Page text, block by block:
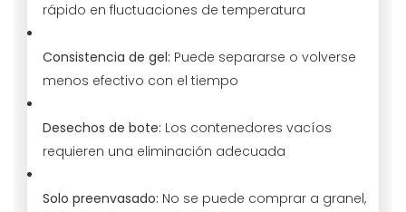
rápido en fluctuaciones de temperatura
Consistencia de gel: Puede separarse o volverse
menos efectivo con el tiempo
Desechos de bote: Los contenedores vacíos
requieren una eliminación adecuada
Solo preenvasado: No se puede comprar a granel,